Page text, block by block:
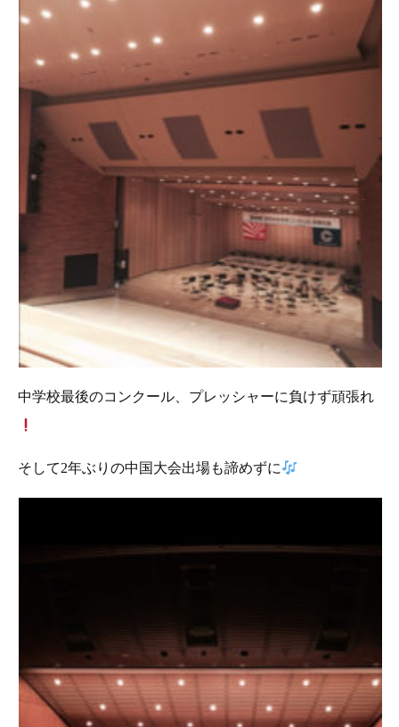
中学校最後のコンクール、プレッシャーに負けず頑張れ
そして2年ぶりの中国大会出場も諦めずに